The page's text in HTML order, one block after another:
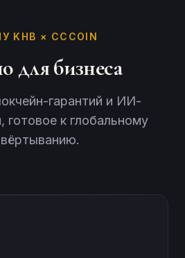
KHB × CCCOIN
для бизнеса
гарантий и ИИ-
готовое к глобальному